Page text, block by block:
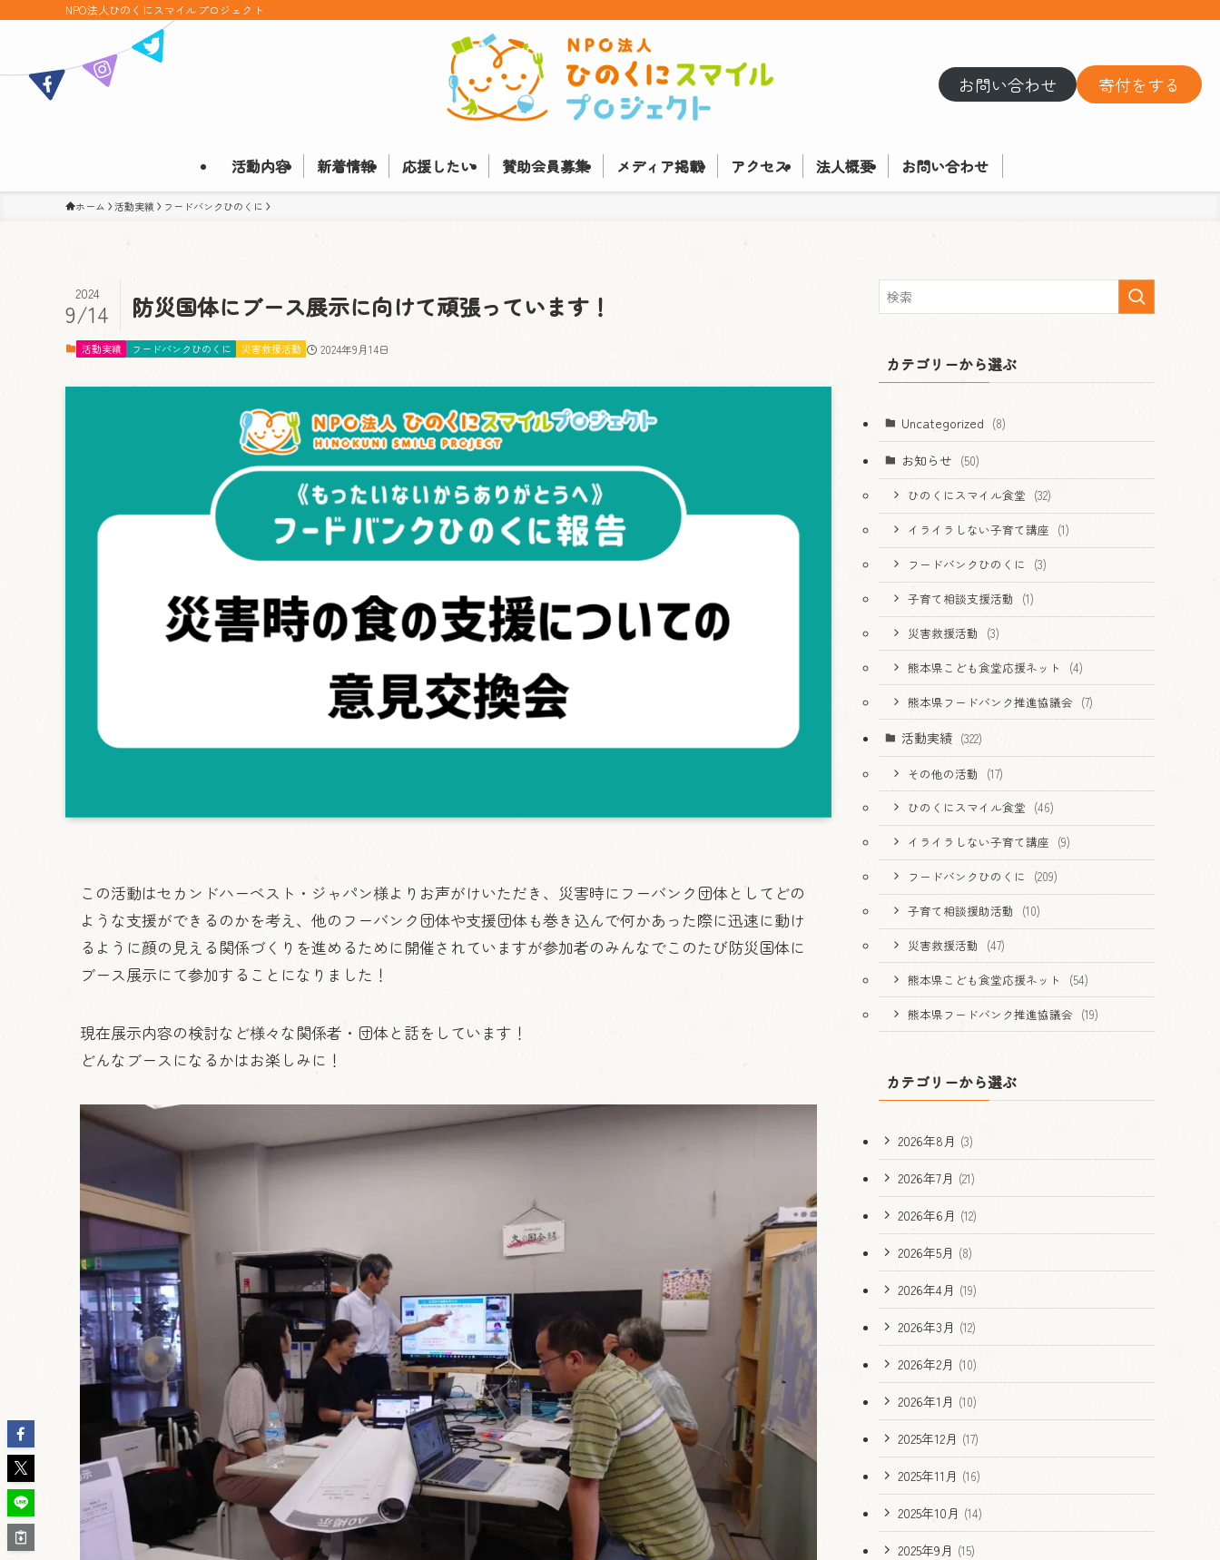
NPO法人ひのくにスマイルプロジェクト
お問い合わせ 寄付をする
活動内容 新着情報 応援したい 賛助会員募集 メディア掲載 アクセス 法人概要 お問い合わせ
ホーム 活動実績 フードバンクひのくに
防災国体にブース展示に向けて頑張っています！
2024
9/14
活動実績 フードバンクひのくに 災害救援活動 2024年9月14日
この活動はセカンドハーベスト・ジャパン様よりお声がけいただき、災害時にフーバンク団体としてどの
ような支援ができるのかを考え、他のフーバンク団体や支援団体も巻き込んで何かあった際に迅速に動け
るように顔の見える関係づくりを進めるために開催されていますが参加者のみんなでこのたび防災国体に
ブース展示にて参加することになりました！
現在展示内容の検討など様々な関係者・団体と話をしています！
どんなブースになるかはお楽しみに！
カテゴリーから選ぶ
Uncategorized (8)
お知らせ (50)
ひのくにスマイル食堂 (32)
イライラしない子育て講座 (1)
フードバンクひのくに
(3)
子育て相談支援活動
(1)
災害救援活動
(3)
熊本県こども食堂応援ネット
(4)
熊本県フードバンク推進協議会 (7)
活動実績 (322)
その他の活動
(17)
ひのくにスマイル食堂 (46)
イライラしない子育て講座 (9)
フードバンクひのくに
(209)
子育て相談援助活動
(10)
災害救援活動
(47)
熊本県こども食堂応援ネット
(54)
熊本県フードバンク推進協議会 (19)
カテゴリーから選ぶ
2026年8月 (3)
2026年7月 (21)
2026年6月 (12)
2026年5月 (8)
2026年4月 (19)
2026年3月 (12)
2026年2月 (10)
2026年1月 (10)
2025年12月 (17)
2025年11月 (16)
2025年10月 (14)
2025年9月 (15)